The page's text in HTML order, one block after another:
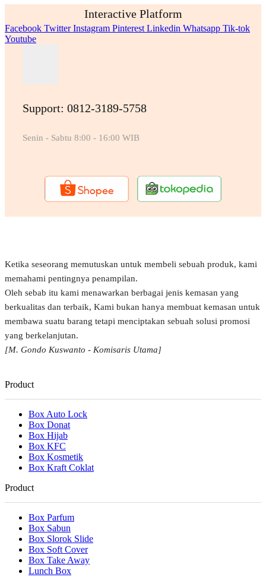
Interactive Platform
Facebook Twitter Instagram Pinterest Linkedin Whatsapp Tik-tok
Youtube
Support: 0812-3189-5758
Senin - Sabtu 8:00 - 16:00 WIB
Ketika seseorang memutuskan untuk membeli sebuah produk, kami
memahami pentingnya penampilan.
Oleh sebab itu kami menawarkan berbagai jenis kemasan yang
berkualitas dan terbaik, Kami bukan hanya membuat kemasan untuk
membawa suatu barang tetapi menciptakan sebuah solusi promosi
yang berkelanjutan.
[M. Gondo Kuswanto - Komisaris Utama]
Product
Box Auto Lock
Box Donat
Box Hijab
Box KFC
Box Kosmetik
Box Kraft Coklat
Product
Box Parfum
Box Sabun
Box Slorok Slide
Box Soft Cover
Box Take Away
Lunch Box